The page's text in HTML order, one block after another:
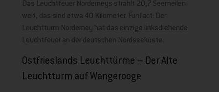
Das Leuchtfeuer Norderneys strahlt 20,7 Seemeilen
weit, das sind etwa 40 Kilometer. Funfact: Der
Leuchtturm Norderney hat das einzige linksdrehende
Leuchtfeuer an der deutschen Nordseeküste.
Ostfrieslands Leuchttürme – Der Alte
Leuchtturm auf Wangerooge